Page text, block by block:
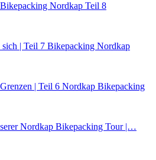
Nordkap Teil 8
sich | Teil 7 Bikepacking Nordkap
| Teil 6 Nordkap Bikepacking
Nordkap Bikepacking Tour |…